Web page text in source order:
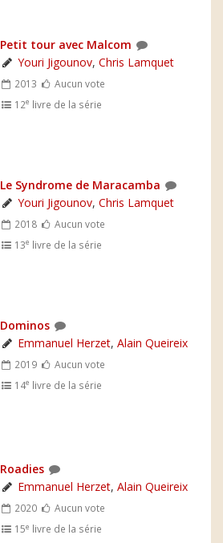
Petit tour avec Malcom
Youri Jigounov, Chris Lamquet
2013
Aucun vote
12e livre de la série
Le Syndrome de Maracamba
Youri Jigounov, Chris Lamquet
2018
Aucun vote
13e livre de la série
Dominos
Emmanuel Herzet, Alain Queireix
2019
Aucun vote
14e livre de la série
Roadies
Emmanuel Herzet, Alain Queireix
2020
Aucun vote
15e livre de la série